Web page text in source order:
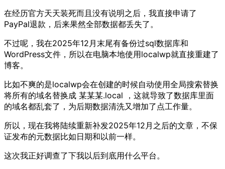
在经历官方天天装死而且没有说明之后，我直接申请了
PayPal退款，后来果然全部数据都丢失了。
不过呢，我在2025年12月末尾有备份过sql数据库和
WordPress文件，所以在电脑本地使用localwp就直接重建了
博客。
比如不爽的是localwp会在创建的时候自动使用全局搜索替换
将所有的域名替换成 某某某.local ，这就导致了数据库里面
的域名都乱套了，为后期数据清洗又增加了点工作量。
所以，现在我将陆续重新补发2025年12月之后的文章，不保
证发布的元数据比如日期和以前一样。
这次我正好调查了下我以后到底用什么平台。